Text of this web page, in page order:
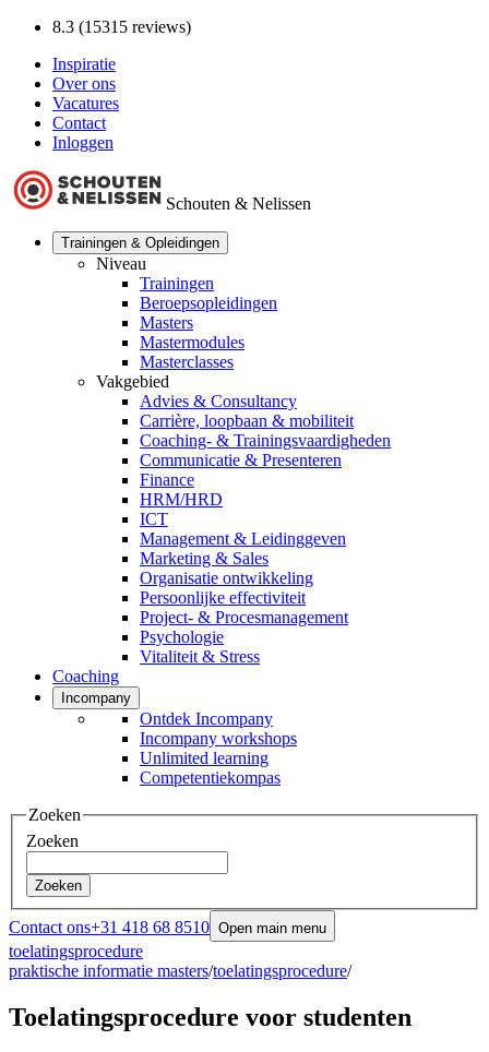
8.3 (15315 reviews)
Inspiratie
Over ons
Vacatures
Contact
Inloggen
Schouten & Nelissen
Trainingen & Opleidingen
Niveau
Trainingen
Beroepsopleidingen
Masters
Mastermodules
Masterclasses
Vakgebied
Advies & Consultancy
Carrière, loopbaan & mobiliteit
Coaching- & Trainingsvaardigheden
Communicatie & Presenteren
Finance
HRM/HRD
ICT
Management & Leidinggeven
Marketing & Sales
Organisatie ontwikkeling
Persoonlijke effectiviteit
Project- & Procesmanagement
Psychologie
Vitaliteit & Stress
Coaching
Incompany
Ontdek Incompany
Incompany workshops
Unlimited learning
Competentiekompas
Zoeken
Zoeken
Zoeken
Contact ons+31 418 68 8510 Open main menu
toelatingsprocedure
praktische informatie masters/toelatingsprocedure/
Toelatingsprocedure voor studenten